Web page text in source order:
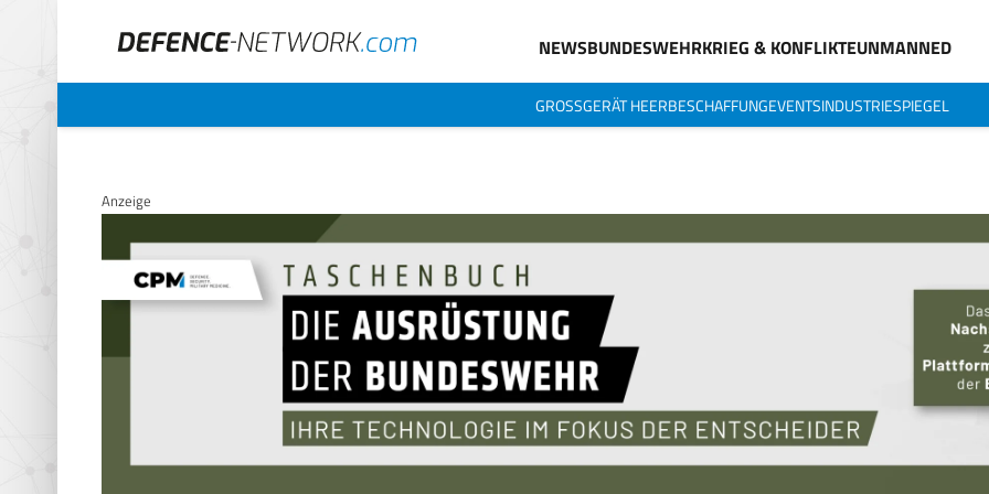
NEWSBUNDESWEHRKRIEG & KONFLIKTEUNMANNED
GROSSGERÄT HEERBESCHAFFUNGEVENTSINDUSTRIESPIEGEL
Anzeige